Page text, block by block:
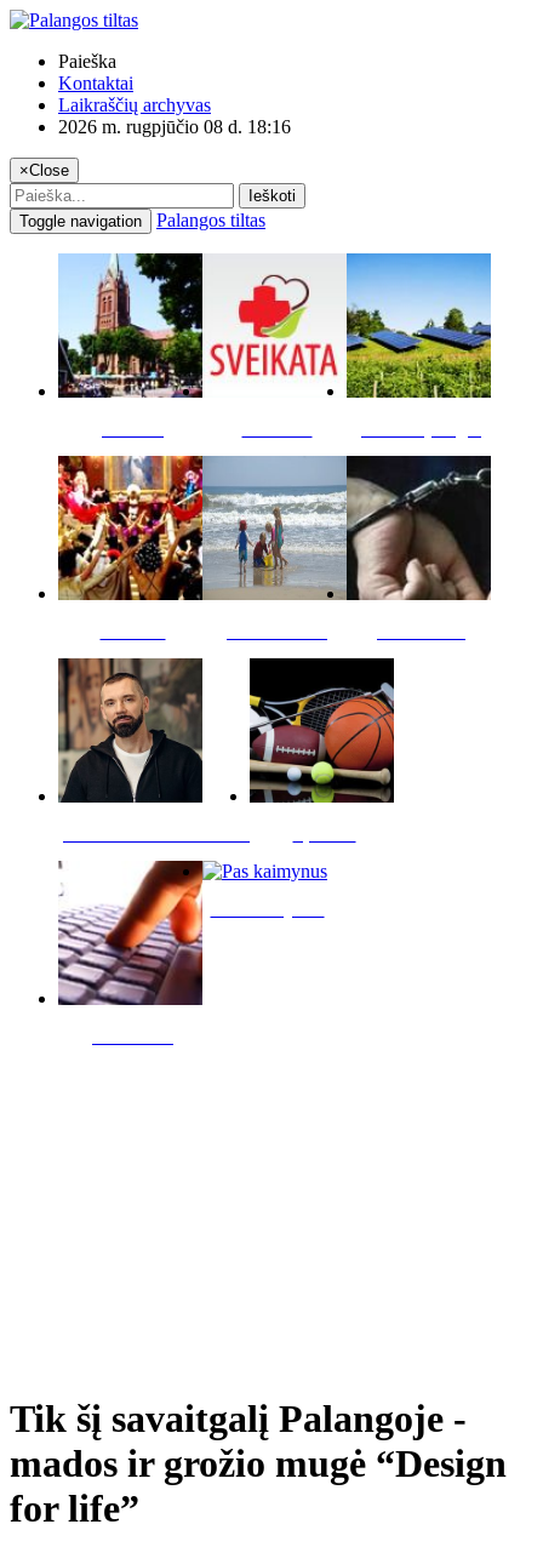
Paieška
Kontaktai
Laikraščių archyvas
2026 m. rugpjūčio 08 d. 18:16
×Close
Ieškoti
Toggle navigation
Palangos tiltas
Tik šį savaitgalį Palangoje -
mados ir grožio mugė “Design
for life”